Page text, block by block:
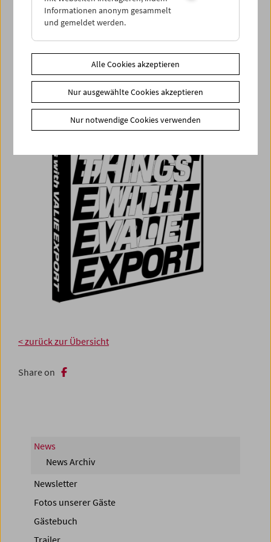
Foundationsowie derGalerie Thaddeus Ropac, London
Paris Salzburg Milan Seoul
< zurück zur Übersicht
Share on
News
News Archiv
Newsletter
Fotos unserer Gäste
Gästebuch
Trailer
Informationen anonym gesammelt
und gemeldet werden.
Alle Cookies akzeptieren
Nur ausgewählte Cookies akzeptieren
Nur notwendige Cookies verwenden